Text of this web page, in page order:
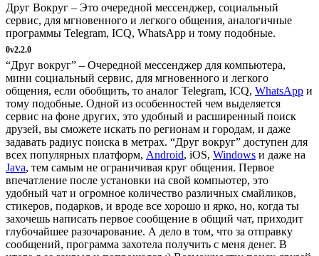
Друг Вокруг – Это очередной мессенджер, социальный
сервис, для мгновенного и легкого общения, аналогичные
программы Telegram, ICQ, WhatsApp и тому подобные.
0v2.2.0
“Друг вокруг” – Очередной мессенджер для компьютера,
мини социальный сервис, для мгновенного и легкого
общения, если обобщить, то аналог Telegram, ICQ, WhatsApp и
тому подобные. Одной из особенностей чем выделяется
сервис на фоне других, это удобный и расширенный поиск
друзей, вы сможете искать по регионам и городам, и даже
задавать радиус поиска в метрах. “Друг вокруг” доступен для
всех популярных платформ, Android, iOS, Windows и даже на
Java, тем самым не ограничивая круг общения. Первое
впечатление после установки на свой компьютер, это
удобный чат и огромное количество различных смайликов,
стикеров, подарков, и вроде все хорошо и ярко, но, когда ты
захочешь написать первое сообщение в общий чат, приходит
глубочайшее разочарование. А дело в том, что за отправку
сообщений, программа захотела получить с меня денег. В